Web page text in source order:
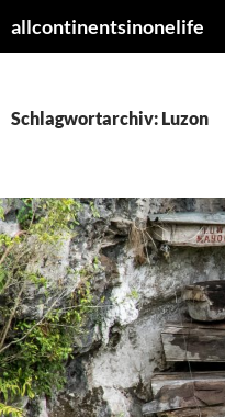
Inhalt
allcontinentsinonelife
Schlagwortarchiv: Luzon